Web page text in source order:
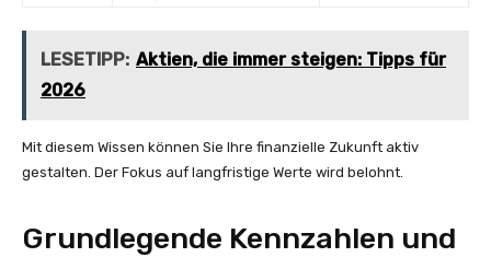
LESETIPP: Aktien, die immer steigen: Tipps für
2026
Mit diesem Wissen können Sie Ihre finanzielle Zukunft aktiv
gestalten. Der Fokus auf langfristige Werte wird belohnt.
Grundlegende Kennzahlen und